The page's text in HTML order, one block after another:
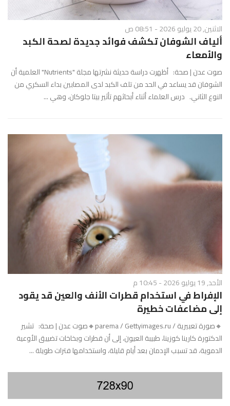
الاثنين, 20 يوليو 2026 - 08:51 ص
ألياف الشوفان تكشف فوائد جديدة لصحة الكبد
والأمعاء
صوت عدن | صحة: أظهرت دراسة حديثة نشرتها مجلة "Nutrients" العلمية أن
الشوفان قد يساعد في الحد من تلف الكبد لدى المصابين بداء السكري من
النوع الثاني. درس العلماء أثناء أبحاثهم تأثير بيتا جلوكان، وهي ...
الأحد, 19 يوليو 2026 - 10:45 م
الإفراط في استخدام قطرات الأنف والعين قد يقود
إلى مضاعفات خطيرة
🔸صورة تعبيرية / parema / Gettyimages.ru🔸صوت عدن | صحة: تشير
الدكتورة كارينا كوزينا، طبيبة العيون، إلى أن قطرات وبخاخات تضييق الأوعية
الدموية، قد تسبب الإدمان بعد أيام قليلة، واستخدامها فترات طويلة ...